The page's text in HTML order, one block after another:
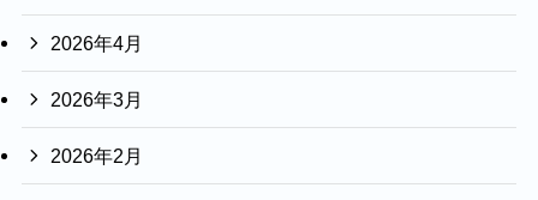
2026年4月
2026年3月
2026年2月